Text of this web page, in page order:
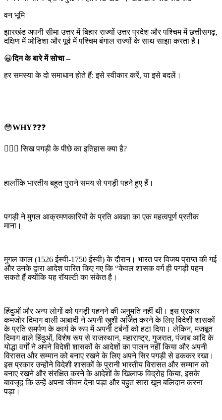
वन भूमि
झारखंड अपनी सीमा उत्तर में बिहार राज्यों उत्तर प्रदेश और पश्चिम में छत्तीसगढ़,
दक्षिण में ओडिशा और पूर्व में पश्चिम बंगाल राज्यों के साथ साझा करता है।
😀दिन के बारे में सोचा –
हर समस्या के दो समाधान होते हैं: इसे स्वीकार करें, या इसे बदलें।
😳WHY❓❓❓
👳🏻‍♂️ सिख पगड़ी के पीछे का इतिहास क्या है?
हालाँकि भारतीय बहुत पुराने समय से पगड़ी पहने हुए हैं।
पगड़ी ने मुगल आक्रमणकारियों के प्रति अवज्ञा का एक महत्वपूर्ण प्रतीक
माना।
मुगल काल (1526 ईस्वी-1750 ईस्वी) के दौरान। भारत पर विजय प्राप्त की गई
और उनके द्वारा आदेश पारित किए गए कि “केवल शासक वर्ग ही पगड़ी पहन
सकते हैं क्योंकि यह रॉयल्टी का संकेत है।
हिंदुओं और अन्य लोगों को पगड़ी पहनने की अनुमति नहीं थी। इस प्रकार
कमजोर दिमाग वाली आबादी ने अपनी खुशी अर्जित करने के लिए विदेशी शासकों
के प्रति समर्पण के कार्य के रूप में अपनी टर्बनों को हटा दिया। लेकिन, मजबूत
दिमाग वाले हिंदुओं, विशेष रूप से राजस्थान, महाराष्ट्र, गुजरात, पंजाब आदि के
योद्धा वर्गों ने अपने विदेशी शासकों के आदेशों का पालन नहीं किया और अपनी
विरासत और सम्मान को बनाए रखने के लिए अपने सिर पगड़ी से ढककर रखा।
इस प्रकार उन्होंने विदेशी शासकों के पुरानी भारतीय विरासत और सम्मान को
बनाए रखने और संरक्षित करने के आदेशों के खिलाफ विद्रोह किया, इसके
बावजूद कि उन्हें अपना जीवन देना पड़ा और बहुत सारा खून बलिदान करना
पड़ा।